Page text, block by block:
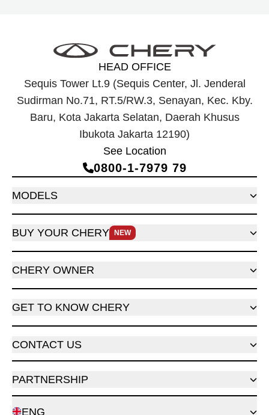
HEAD OFFICE
Sequis Tower Lt.9 (Sequis Center, Jl. Jenderal
Sudirman No.71, RT.5/RW.3, Senayan, Kec. Kby.
Baru, Kota Jakarta Selatan, Daerah Khusus
Ibukota Jakarta 12190)
See Location
0800‑1‑7979 79
MODELS
BUY YOUR CHERY NEW
CHERY OWNER
GET TO KNOW CHERY
CONTACT US
PARTNERSHIP
ENG